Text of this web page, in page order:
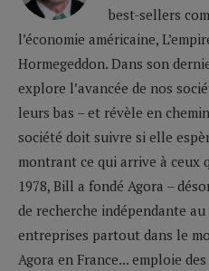
best-sellers
l’économie américaine,
Hormegeddon. Dans son
explore l’avancée de nos
leurs bas – et révèle en
société doit suivre si elle
montrant ce qui arrive à ceux
1978, Bill a fondé Agora –
de recherche indépendante
entreprises partout dans le
Agora en France... emploie